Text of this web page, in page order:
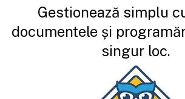
Gestionează simplu
documentele și
singur loc.